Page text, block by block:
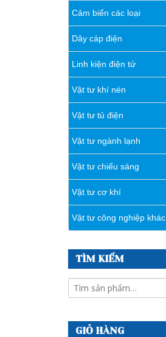
Cảm biến các loại
Dây cáp điện
Linh kiện điện tử
Vật tư khí nén
Vật tư tủ điện
Vật tư ngành lạnh
Vật tư chiếu sáng
Vật tư cơ khí
Vật tư công nghiệp khác
TÌM KIẾM
GIỎ HÀNG